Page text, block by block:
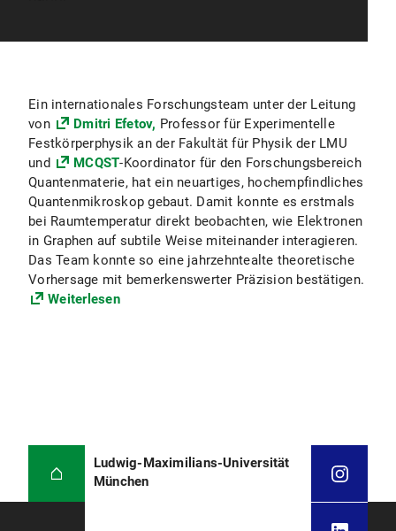
Ein internationales Forschungsteam unter der Leitung
von
Dmitri Efetov, Professor für Experimentelle
Festkörperphysik an der Fakultät für Physik der LMU
und
MCQST-Koordinator für den Forschungsbereich
Quantenmaterie, hat ein neuartiges, hochempfindliches
Quantenmikroskop gebaut. Damit konnte es erstmals
bei Raumtemperatur direkt beobachten, wie Elektronen
in Graphen auf subtile Weise miteinander interagieren.
Das Team konnte so eine jahrzehntealte theoretische
Vorhersage mit bemerkenswerter Präzision bestätigen.
Weiterlesen
Ludwig-Maximilians-Universität
München